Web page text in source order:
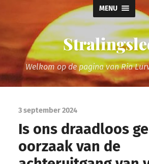
MENU
Welkom op de pagina van Ria
3 september 2024
Is ons draadloos
oorzaak van de